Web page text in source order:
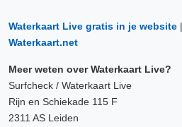
Waterkaart Live gratis in je website |
Waterkaart.net
Meer weten over Waterkaart Live?
Surfcheck / Waterkaart Live
Rijn en Schiekade 115 F
2311 AS Leiden